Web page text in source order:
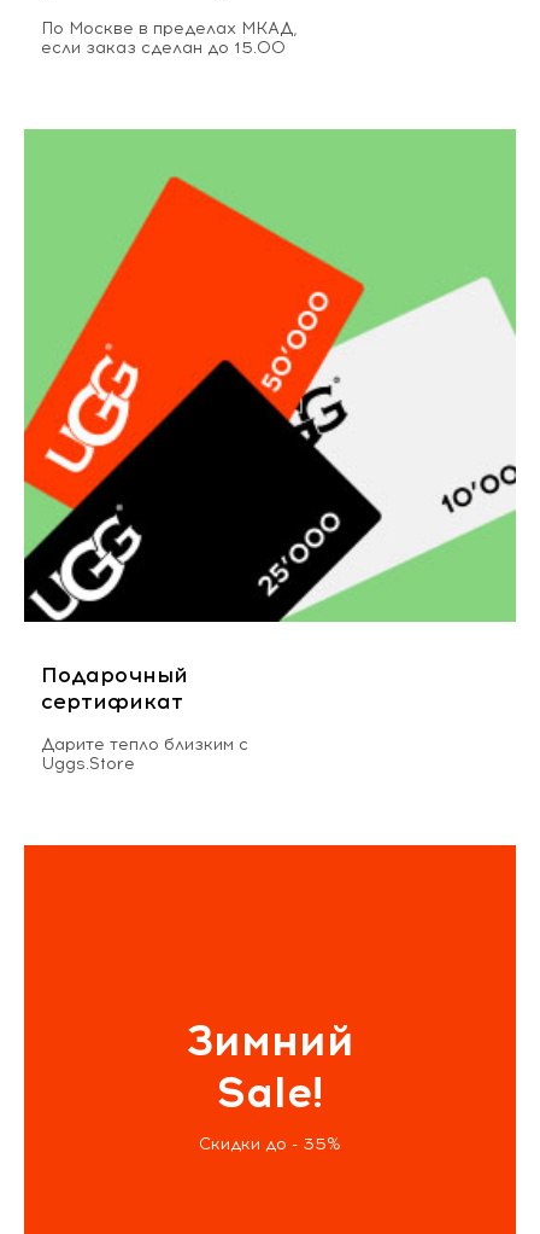
По Москве в пределах МКАД,
если заказ сделан до 15.00
Подарочный
сертификат
Дарите тепло близким с
Uggs.Store
Зимний
Sale!
Скидки до - 35%